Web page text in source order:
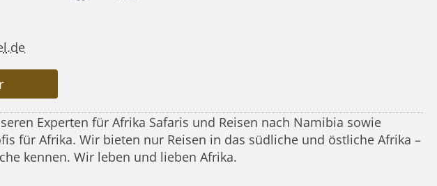
Experten für Afrika Safaris und Reisen nach Namibia sowie
für Afrika. Wir bieten nur Reisen in das südliche und östliche Afrika –
kennen. Wir leben und lieben Afrika.